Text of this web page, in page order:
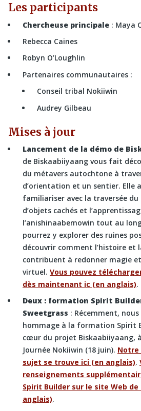
Les participants
Chercheuse principale : Maya
Rebecca Caines
Robyn O’Loughlin
Partenaires communautaires :
Conseil tribal Nokiiwin
Audrey Gilbeau
Mises à jour
Lancement de la démo de
de Biskaabiiyaang vous fait
du métavers autochtone à
d’orientation et un sentier. Elle
familiariser avec la traversée
d’objets cachés et
l’anishinaabemowin tout au
pourrez y explorer des ruines
découvrir comment l’histoire
contribuent à redonner magie
virtuel. Vous pouvez
dès maintenant ic (en anglais).
Deux : formation Spirit
Sweetgrass : Récemment,
hommage à la formation Spirit
cœur du projet Biskaabiiyaang, à
Journée Nokiiwin (18 juin). Notre
sujet se trouve ici (en anglais).
renseignements
Spirit Builder sur le site Web
anglais).